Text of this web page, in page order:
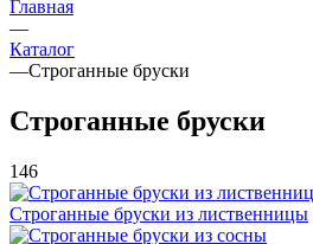
Главная
—
Каталог
—Строганные бруски
Строганные бруски
146
Строганные бруски из лиственницы